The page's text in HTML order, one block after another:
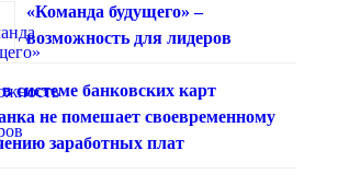
«Команда будущего» –
возможность для лидеров
системе банковских карт
не помешает своевременному
заработных плат